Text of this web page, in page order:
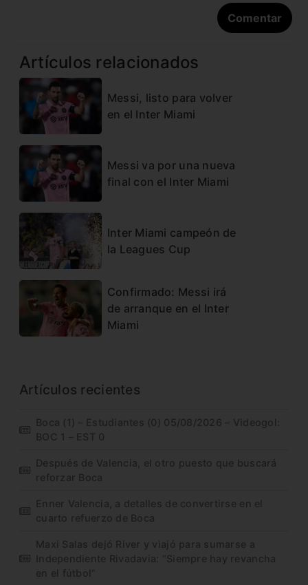
Artículos relacionados
Messi, listo para volver
en el Inter Miami
Messi va por una nueva
final con el Inter Miami
Inter Miami campeón de
la Leagues Cup
Confirmado: Messi irá
de arranque en el Inter
Miami
Artículos recientes
Boca (1) – Estudiantes (0) 05/08/2026 – Videogol:
BOC 1 – EST 0
Después de Valencia, el otro puesto que buscará
reforzar Boca
Enner Valencia, a detalles de convertirse en el
cuarto refuerzo de Boca
Maxi Salas dejó River y viajó para sumarse a
Independiente Rivadavia: “Siempre hay revancha
en el fútbol”